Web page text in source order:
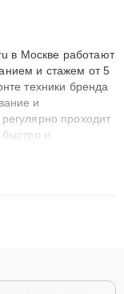
в Москве работают
и стажем от 5
техники бренда
и
проходит
и
решают